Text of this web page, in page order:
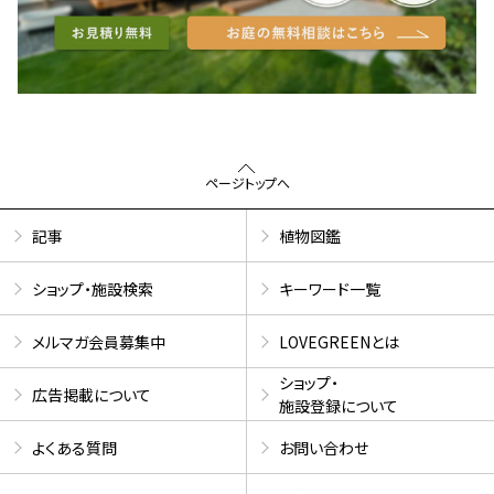
ページトップへ
記事 植物図鑑
ショップ・施設検索 キーワード一覧
メルマガ会員募集中 LOVEGREENとは
広告掲載について
ショップ・
施設登録について
よくある質問
お問い合わせ